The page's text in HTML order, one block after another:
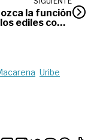
la función
ediles como
Uribe